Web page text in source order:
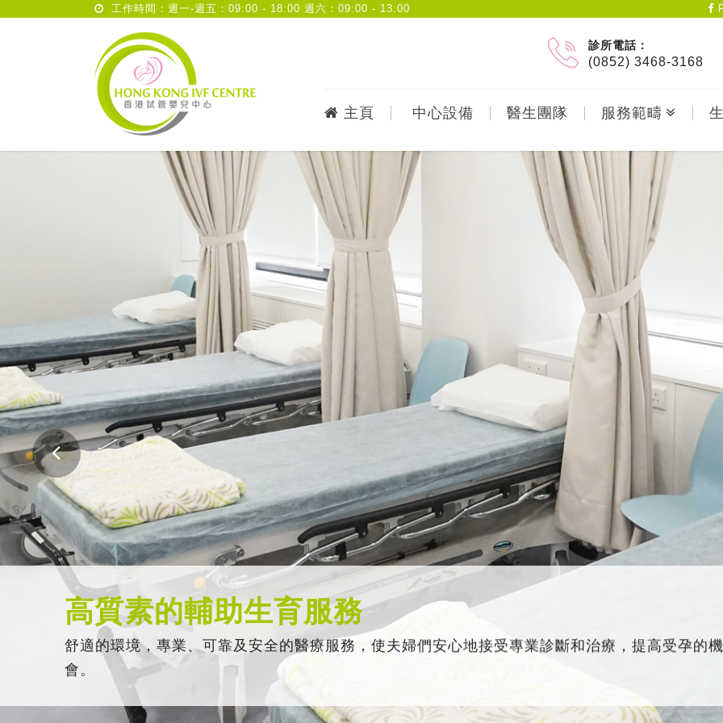
工作時間：週一-週五：09:00 - 18:00 週六：09:00 - 13:00
診所電話：
(0852) 3468-3168
主頁 中心設備 醫生團隊 服務範疇
高質素的輔助生育服務
舒適的環境，專業、可靠及安全的醫療服務，使夫婦們安心地接受專業診斷和治療，提高受孕的機
會。